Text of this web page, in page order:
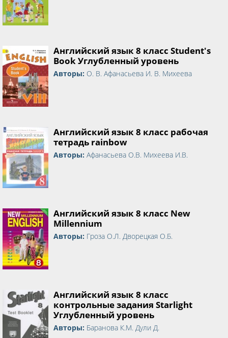
Английский язык 8 класс Student's
Book Углубленный уровень
Авторы: О. В. Афанасьева И. В. Михеева
Английский язык 8 класс рабочая
тетрадь rainbow
Авторы: Афанасьева О.В. Михеева И.В.
Английский язык 8 класс New
Millennium
Авторы: Гроза О.Л. Дворецкая О.Б.
Английский язык 8 класс
контрольные задания Starlight
Углубленный уровень
Авторы: Баранова К.М. Дули Д.